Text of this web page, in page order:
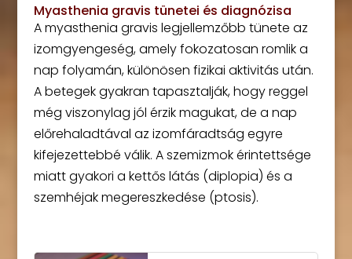
Myasthenia gravis tünetei és diagnózisa
A myasthenia gravis legjellemzőbb tünete az
izomgyengeség, amely fokozatosan romlik a
nap folyamán, különösen fizikai aktivitás után.
A betegek gyakran tapasztalják, hogy reggel
még viszonylag jól érzik magukat, de a nap
előrehaladtával az izomfáradtság egyre
kifejezettebbé válik. A szemizmok érintettsége
miatt gyakori a kettős látás (diplopia) és a
szemhéjak megereszkedése (ptosis).